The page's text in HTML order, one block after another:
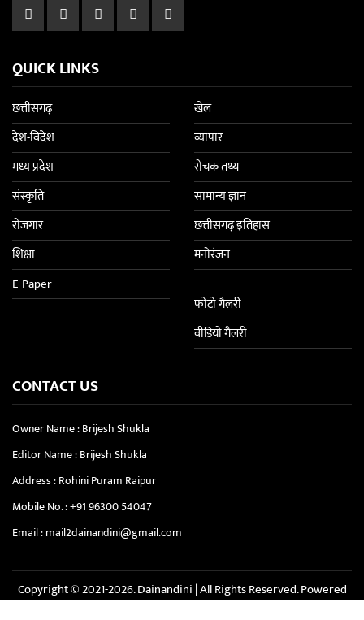
QUICK LINKS
छत्तीसगढ़
देश-विदेश
मध्य प्रदेश
संस्कृति
रोजगार
शिक्षा
E-Paper
खेल
व्यापार
रोचक तथ्य
सामान्य ज्ञान
छत्तीसगढ़ इतिहास
मनोरंजन
फोटो गैलरी
वीडियो गैलरी
CONTACT US
Owner Name : Brijesh Shukla
Editor Name : Brijesh Shukla
Address : Rohini Puram Raipur
Mobile No. :+91 96300 54047
Email :mail2dainandini@gmail.com
Copyright © 2021-2026. Dainandini | All Rights Reserved. Powered